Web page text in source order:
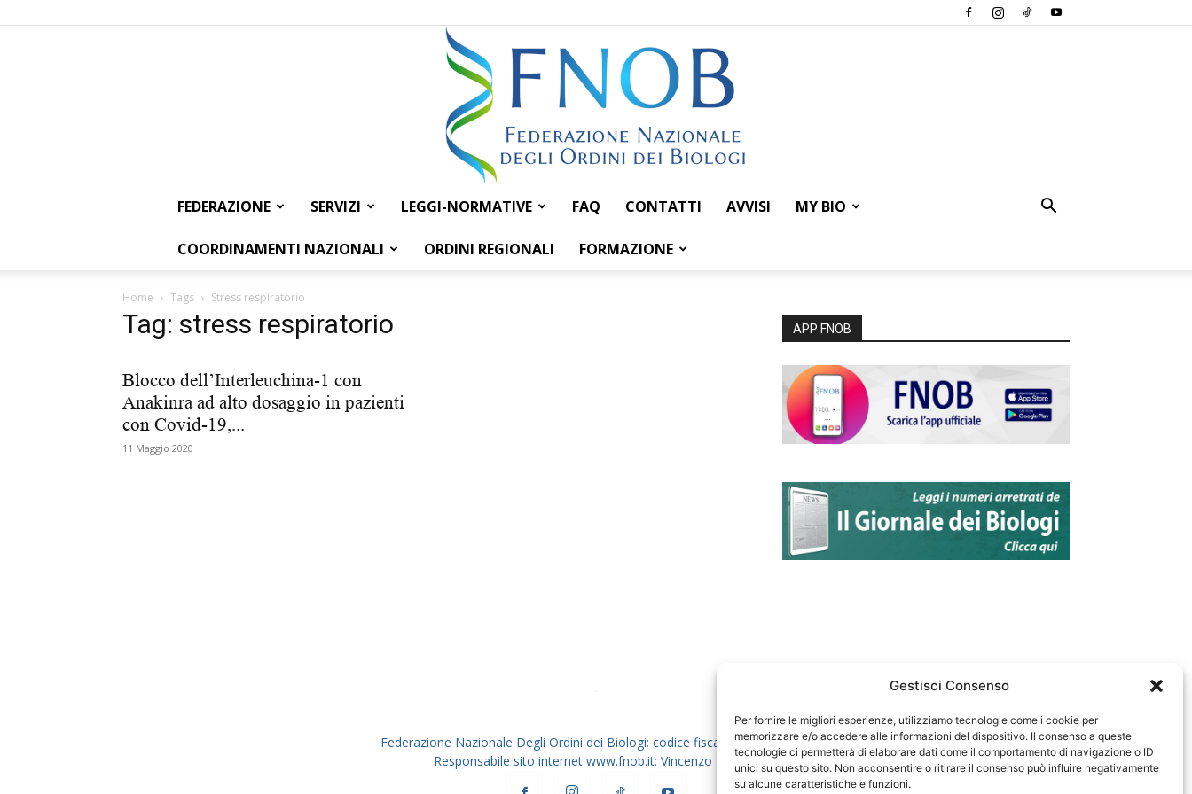
Gestisci Consenso
Per fornire le migliori esperienze, utilizziamo tecnologie come i cookie per
memorizzare e/o accedere alle informazioni del dispositivo. Il consenso a queste
tecnologie ci permetterà di elaborare dati come il comportamento di navigazione o ID
unici su questo sito. Non acconsentire o ritirare il consenso può influire negativamente
su alcune caratteristiche e funzioni.
Federazione
FEDERAZIONE SERVIZI LEGGI-NORMATIVE FAQ CONTATTI AVVISI MY BIO
COORDINAMENTI NAZIONALI ORDINI REGIONALI FORMAZIONE
Home Tags Stress respiratorio
Tag: stress respiratorio
Blocco dell’Interleuchina-1 con
Anakinra ad alto dosaggio in pazienti
con Covid-19,...
11 Maggio 2020
APP FNOB
Federazione Nazionale Degli Ordini dei Biologi: codice fiscale 80069130583
Responsabile sito internet www.fnob.it: Vincenzo D'Anna